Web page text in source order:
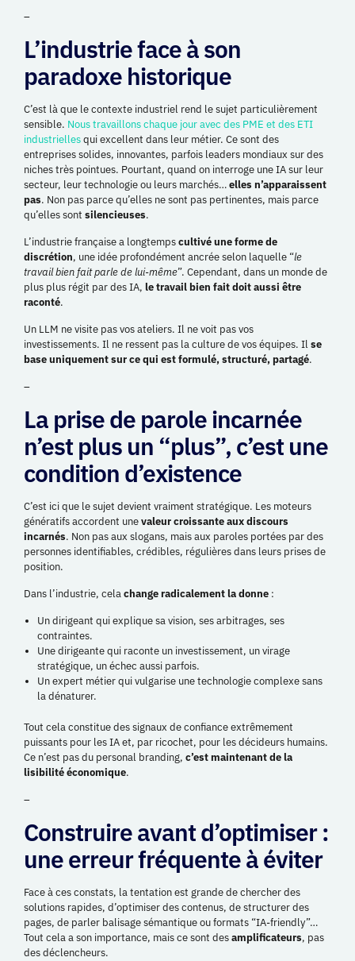
–
L’industrie face à son
paradoxe historique
C’est là que le contexte industriel rend le sujet particulièrement
sensible. Nous travaillons chaque jour avec des PME et des ETI
industriellesqui excellent dans leur métier. Ce sont des
entreprises solides, innovantes, parfois leaders mondiaux sur des
niches très pointues. Pourtant, quand on interroge une IA sur leur
secteur, leur technologie ou leurs marchés…elles n’apparaissent
pas. Non pas parce qu’elles ne sont pas pertinentes, mais parce
qu’elles sont silencieuses.
L’industrie française a longtempscultivé une forme de
discrétion, une idée profondément ancrée selon laquelle “le
travail bien fait parle de lui-même”. Cependant, dans un monde de
plus plus régit par des IA, le travail bien fait doit aussi être
raconté.
Un LLM ne visite pas vos ateliers. Il ne voit pas vos
investissements. Il ne ressent pas la culture de vos équipes. Ilse
base uniquement sur ce qui est formulé, structuré, partagé.
–
La prise de parole incarnée
n’est plus un “plus”, c’est une
condition d’existence
C’est ici que le sujet devient vraiment stratégique. Les moteurs
génératifs accordent unevaleur croissante aux discours
incarnés. Non pas aux slogans, mais aux paroles portées par des
personnes identifiables, crédibles, régulières dans leurs prises de
position.
Dans l’industrie, celachange radicalement la donne :
Un dirigeant qui explique sa vision, ses arbitrages, ses
contraintes.
Une dirigeante qui raconte un investissement, un virage
stratégique, un échec aussi parfois.
Un expert métier qui vulgarise une technologie complexe sans
la dénaturer.
Tout cela constitue des signaux de confiance extrêmement
puissants pour les IA et, par ricochet, pour les décideurs humains.
Ce n’est pas du personal branding, c’est maintenant de la
lisibilité économique.
–
Construire avant d’optimiser :
une erreur fréquente à éviter
Face à ces constats, la tentation est grande de chercher des
solutions rapides, d’optimiser des contenus, de structurer des
pages, de parler balisage sémantique ou formats “IA-friendly”…
Tout cela a son importance, mais ce sont desamplificateurs, pas
des déclencheurs.